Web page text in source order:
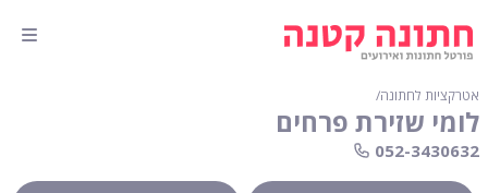
אטרקציות לחתונה∕
לומי שזירת פרחים
052-3430632